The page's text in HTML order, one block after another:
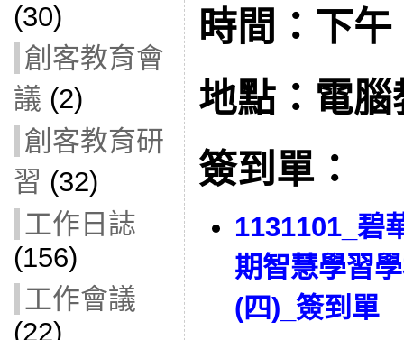
(30)
創客教育會
議 (2)
創客教育研
習 (32)
工作日誌
(156)
工作會議
(22)
時間：下
地點：電腦
簽到單：
1131101_碧
期智慧學習
(四)_簽到單